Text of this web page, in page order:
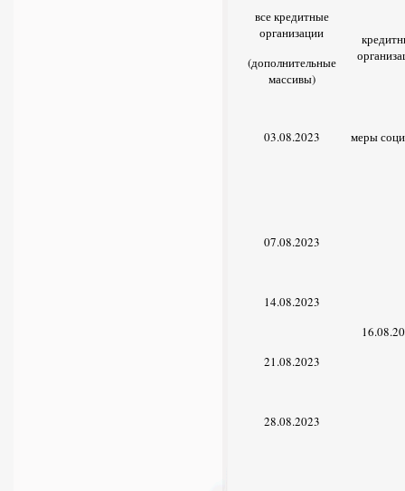
все кредитные
организации
(дополнительные
массивы)
03.08.2023 меры
07.08.2023
14.08.2023
21.08.2023
28.08.2023